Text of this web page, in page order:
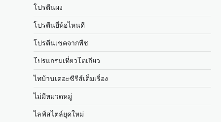
โปรตีนผง
โปรตีนยี่ห้อไหนดี
โปรตีนเชคจากพืช
โปรแกรมเที่ยวโตเกียว
ไทบ้านเดอะซีรีส์เต็มเรื่อง
ไม่มีหมวดหมู่
ไลฟ์สไตล์ยุคใหม่